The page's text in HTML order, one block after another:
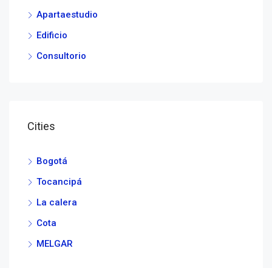
Apartaestudio
Edificio
Consultorio
Cities
Bogotá
Tocancipá
La calera
Cota
MELGAR